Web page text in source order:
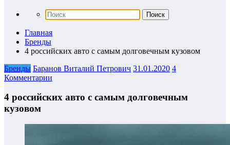
Главная
Бренды
4 российских авто с самым долговечным кузовом
Бренды Баранов Виталий Петрович 31.01.2020 4
Комментарии
4 российских авто с самым долговечным
кузовом